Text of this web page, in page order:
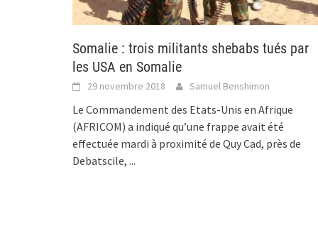
Somalie : trois militants shebabs tués par
les USA en Somalie
29 novembre 2018 Samuel Benshimon
Le Commandement des Etats-Unis en Afrique
(AFRICOM) a indiqué qu’une frappe avait été
effectuée mardi à proximité de Quy Cad, près de
Debatscile, ...